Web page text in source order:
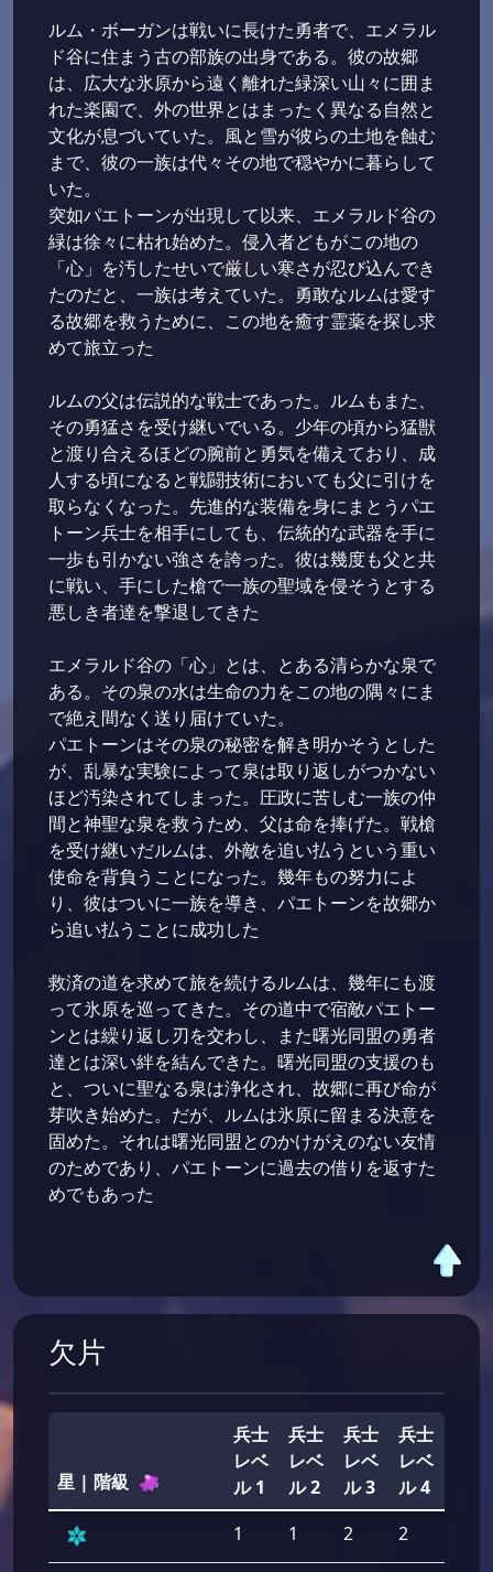
ルム・ボーガンは戦いに長けた勇者で、エメラル
ド谷に住まう古の部族の出身である。彼の故郷
は、広大な氷原から遠く離れた緑深い山々に囲ま
れた楽園で、外の世界とはまったく異なる自然と
文化が息づいていた。風と雪が彼らの土地を蝕む
まで、彼の一族は代々その地で穏やかに暮らして
いた。
突如パエトーンが出現して以来、エメラルド谷の
緑は徐々に枯れ始めた。侵入者どもがこの地の
「心」を汚したせいで厳しい寒さが忍び込んでき
たのだと、一族は考えていた。勇敢なルムは愛す
る故郷を救うために、この地を癒す霊薬を探し求
めて旅立った
ルムの父は伝説的な戦士であった。ルムもまた、
その勇猛さを受け継いでいる。少年の頃から猛獣
と渡り合えるほどの腕前と勇気を備えており、成
人する頃になると戦闘技術においても父に引けを
取らなくなった。先進的な装備を身にまとうパエ
トーン兵士を相手にしても、伝統的な武器を手に
一歩も引かない強さを誇った。彼は幾度も父と共
に戦い、手にした槍で一族の聖域を侵そうとする
悪しき者達を撃退してきた
エメラルド谷の「心」とは、とある清らかな泉で
ある。その泉の水は生命の力をこの地の隅々にま
で絶え間なく送り届けていた。
パエトーンはその泉の秘密を解き明かそうとした
が、乱暴な実験によって泉は取り返しがつかない
ほど汚染されてしまった。圧政に苦しむ一族の仲
間と神聖な泉を救うため、父は命を捧げた。戦槍
を受け継いだルムは、外敵を追い払うという重い
使命を背負うことになった。幾年もの努力によ
り、彼はついに一族を導き、パエトーンを故郷か
ら追い払うことに成功した
救済の道を求めて旅を続けるルムは、幾年にも渡
って氷原を巡ってきた。その道中で宿敵パエトー
ンとは繰り返し刃を交わし、また曙光同盟の勇者
達とは深い絆を結んできた。曙光同盟の支援のも
と、ついに聖なる泉は浄化され、故郷に再び命が
芽吹き始めた。だが、ルムは氷原に留まる決意を
固めた。それは曙光同盟とのかけがえのない友情
のためであり、パエトーンに過去の借りを返すた
めでもあった
欠片
星 | 階級
兵士
レベ
ル 1
兵士
レベ
ル 2
兵士
レベ
ル 3
兵士
レベ
ル 4
1
1 2 2